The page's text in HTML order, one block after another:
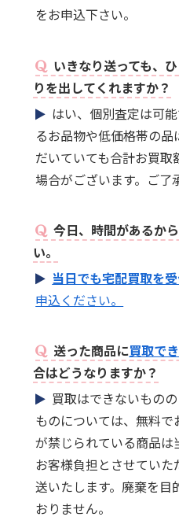
をお申込下さい。
いきなり送っても、
りを出してくれますか？
はい、個別査定は可
るお品物や低価格帯の
だいていても合計お買取
場合がございます。ご了
今日、時間があるか
い。
当日でも宅配買取を受
申込ください。
送った商品に買取で
合はどうなりますか？
買取はできないもの
ものについては、無料
が禁じられている商品
お客様負担とさせてい
送いたします。廃棄を目
おりません。